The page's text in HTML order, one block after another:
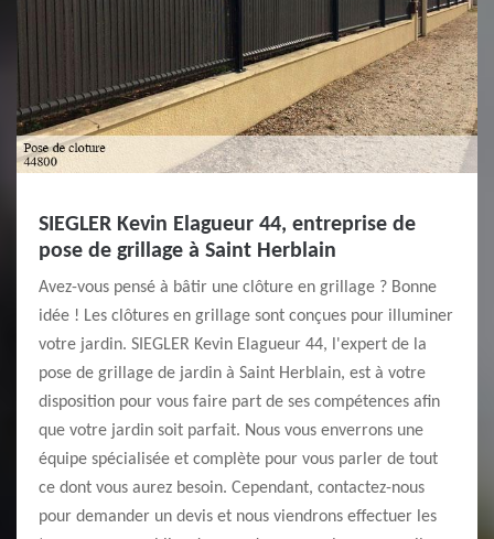
SIEGLER Kevin Elagueur 44, entreprise de
pose de grillage à Saint Herblain
Avez-vous pensé à bâtir une clôture en grillage ? Bonne
idée ! Les clôtures en grillage sont conçues pour illuminer
votre jardin. SIEGLER Kevin Elagueur 44, l'expert de la
pose de grillage de jardin à Saint Herblain, est à votre
disposition pour vous faire part de ses compétences afin
que votre jardin soit parfait. Nous vous enverrons une
équipe spécialisée et complète pour vous parler de tout
ce dont vous aurez besoin. Cependant, contactez-nous
pour demander un devis et nous viendrons effectuer les